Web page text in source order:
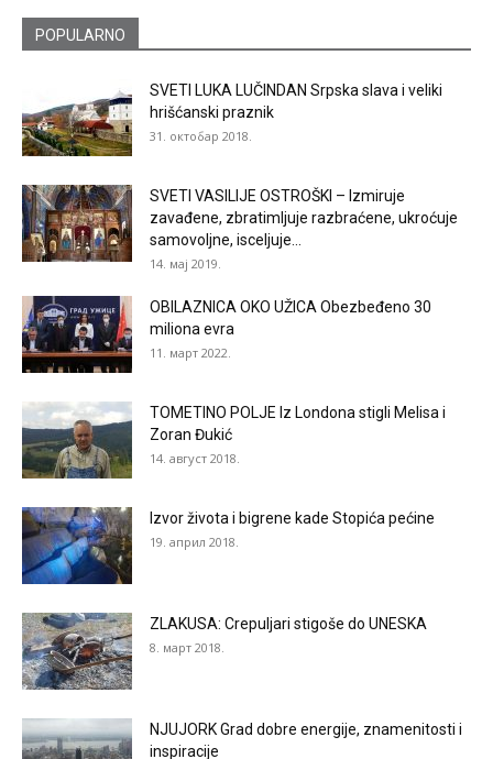
POPULARNO
SVETI LUKA LUČINDAN Srpska slava i veliki
hrišćanski praznik
31. октобар 2018.
SVETI VASILIJE OSTROŠKI – Izmiruje
zavađene, zbratimljuje razbraćene, ukroćuje
samovoljne, isceljuje...
14. мај 2019.
OBILAZNICA OKO UŽICA Obezbeđeno 30
miliona evra
11. март 2022.
TOMETINO POLJE Iz Londona stigli Melisa i
Zoran Đukić
14. август 2018.
Izvor života i bigrene kade Stopića pećine
19. април 2018.
ZLAKUSA: Crepuljari stigoše do UNESKA
8. март 2018.
NJUJORK Grad dobre energije, znamenitosti i
inspiracije